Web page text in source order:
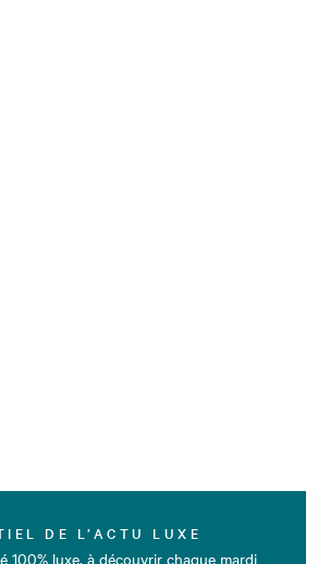
DE L’ACTU LUXE
100% luxe, à découvrir chaque mardi